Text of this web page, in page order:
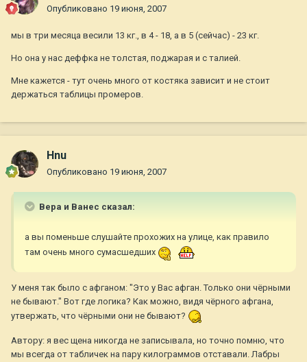
Опубликовано 19 июня, 2007
мы в три месяца весили 13 кг., в 4 - 18, а в 5 (сейчас) - 23 кг.
Но она у нас деффка не толстая, поджарая и с талией.
Мне кажется - тут очень много от костяка зависит и не стоит
держаться таблицы промеров.
Hnu
Опубликовано 19 июня, 2007
Вера и Ванес сказал:
а вы поменьше слушайте прохожих на улице, как правило
там очень много сумасшедших
У меня так было с афганом: "Это у Вас афган. Только они чёрными
не бывают." Вот где логика? Как можно, видя чёрного афгана,
утвержать, что чёрными они не бывают?
Автору: я вес щена никогда не записывала, но точно помню, что
мы всегда от табличек на пару килограммов отставали. Лабры